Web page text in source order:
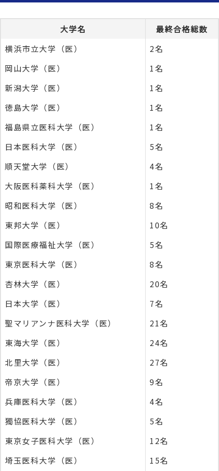
大学名
最終合格総数
横浜市立大学（医）
2名
岡山大学（医）
1名
新潟大学（医）
1名
徳島大学（医）
1名
福島県立医科大学（医）
1名
日本医科大学（医）
5名
順天堂大学（医）
4名
大阪医科薬科大学（医）
1名
昭和医科大学（医）
8名
東邦大学（医）
10名
国際医療福祉大学（医）
5名
東京医科大学（医）
8名
杏林大学（医）
20名
日本大学（医）
7名
聖マリアンナ医科大学（医）
21名
東海大学（医）
24名
北里大学（医）
27名
帝京大学（医）
9名
兵庫医科大学（医）
4名
獨協医科大学（医）
5名
東京女子医科大学（医）
12名
埼玉医科大学（医）
15名